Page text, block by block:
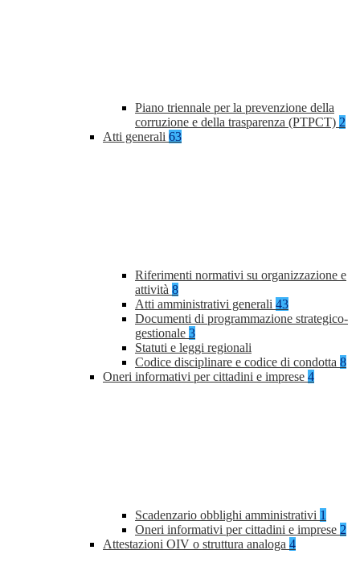
Piano triennale per la prevenzione della
corruzione e della trasparenza (PTPCT) 2
Atti generali 63
Riferimenti normativi su organizzazione e
attività 8
Atti amministrativi generali 43
Documenti di programmazione strategico-
gestionale 3
Statuti e leggi regionali
Codice disciplinare e codice di condotta 8
Oneri informativi per cittadini e imprese 4
Scadenzario obblighi amministrativi 1
Oneri informativi per cittadini e imprese 2
Attestazioni OIV o struttura analoga 4